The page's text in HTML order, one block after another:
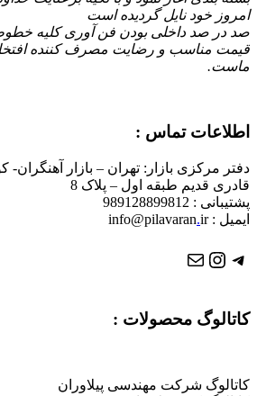
امروز خود نایل گردیده است
صد در صد داخلی بودن فن آوری کلیه خطوط
قیمت مناسب و رضایت مصرف کننده
ماست.
اطلاعات تماس :
دفتر مرکزی بازار: تهران – بازار
قادری قدیم طبقه اول – پلاک 8
پشتیبانی : 989128899812
ایمیل : info@pilavaran .ir
تلگرام
اینستاگرم
ایمیل
کاتالوگ محصولات :
کاتالوگ شرکت مهندسی پیلاوران